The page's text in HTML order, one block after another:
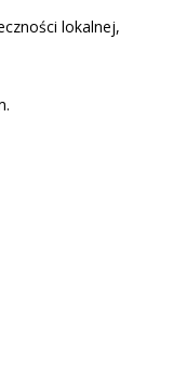
lokalnej,